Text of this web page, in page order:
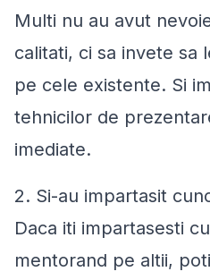
Multi nu au avut
calitati, ci sa invete sa
pe cele existente. Si
tehnicilor de
imediate.
2. Si-au impartasit
Daca iti impartasesti
mentorand pe altii,